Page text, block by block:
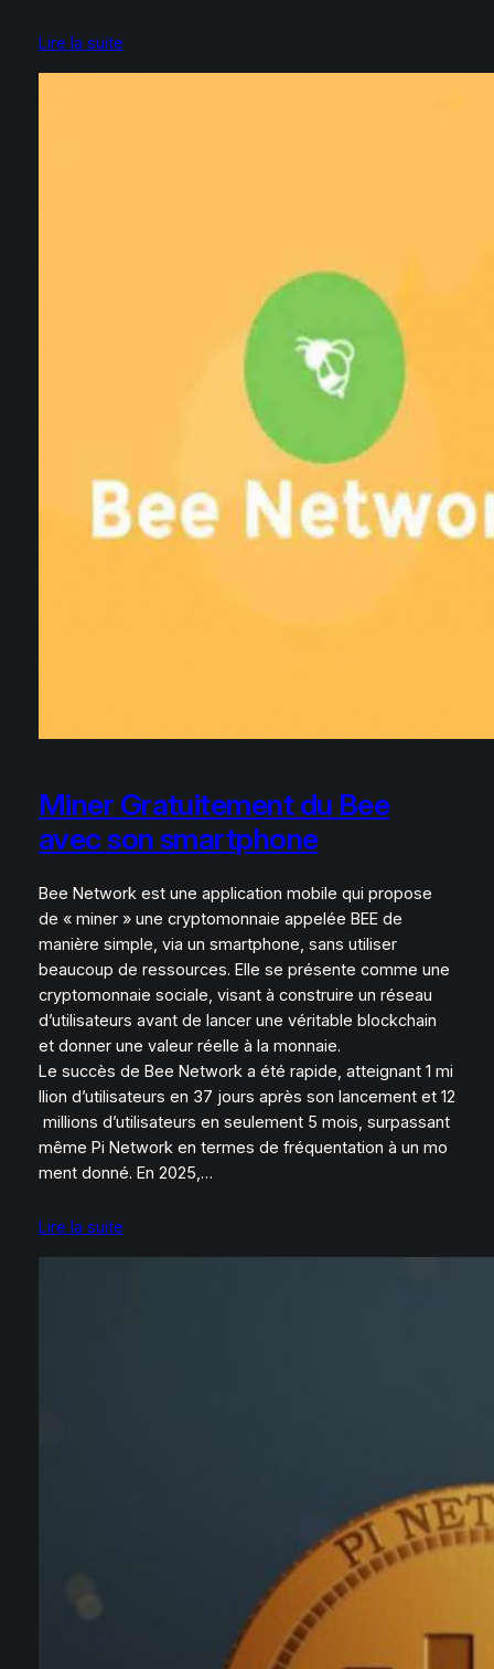
Lire la suite
Miner Gratuitement du Bee
avec son smartphone
Bee Network est une application mobile qui propose
de « miner » une cryptomonnaie appelée BEE de
manière simple, via un smartphone, sans utiliser
beaucoup de ressources. Elle se présente comme une
cryptomonnaie sociale, visant à construire un réseau
d’utilisateurs avant de lancer une véritable blockchain
et donner une valeur réelle à la monnaie.
Le succès de Bee Network a été rapide, atteignant 1 mi
llion d’utilisateurs en 37 jours après son lancement et 12
millions d’utilisateurs en seulement 5 mois, surpassant
même Pi Network en termes de fréquentation à un mo
ment donné. En 2025,…
Lire la suite